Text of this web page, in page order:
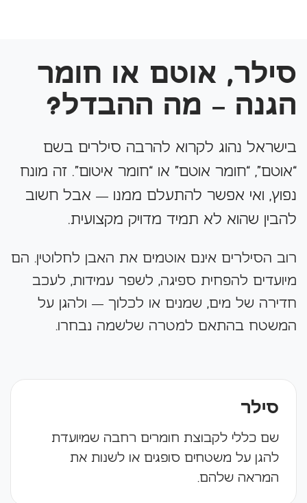
סילר, אוטם או חומר
הגנה – מה ההבדל?
בישראל נהוג לקרוא להרבה סילרים בשם
“אוטם”, “חומר אוטם” או “חומר איטום”. זה מונח
נפוץ, ואי אפשר להתעלם ממנו — אבל חשוב
להבין שהוא לא תמיד מדויק מקצועית.
רוב הסילרים אינם אוטמים את האבן לחלוטין. הם
מיועדים להפחית ספיגה, לשפר עמידות, לעכב
חדירה של מים, שמנים או לכלוך — ולהגן על
המשטח בהתאם למטרה שלשמה נבחרו.
סילר
שם כללי לקבוצת חומרים רחבה שמיועדת
להגן על משטחים סופגים או לשנות את
המראה שלהם.